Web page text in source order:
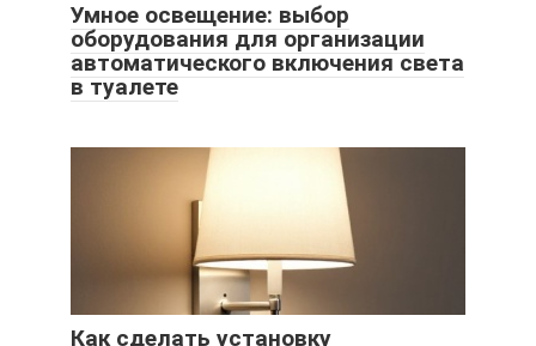
Умное освещение: выбор
оборудования для организации
автоматического включения света
в туалете
Как сделать установку